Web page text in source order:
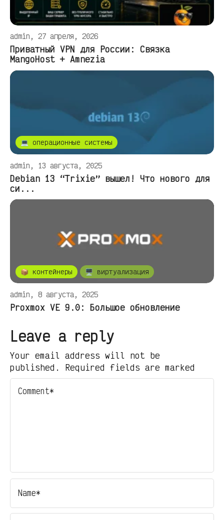
admin, 27 апреля, 2026
Приватный VPN для России: Связка
MangoHost + Amnezia
💻 операционные системы
admin, 13 августа, 2025
Debian 13 “Trixie” вышел! Что нового для
си...
📦 контейнеры 🖥️ виртуализация
admin, 8 августа, 2025
Proxmox VE 9.0: Большое обновление
Leave a reply
Your email address will not be
published. Required fields are marked